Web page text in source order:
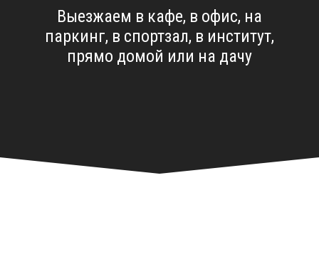
Выезжаем в кафе, в офис, на
паркинг, в спортзал, в институт,
прямо домой или на дачу